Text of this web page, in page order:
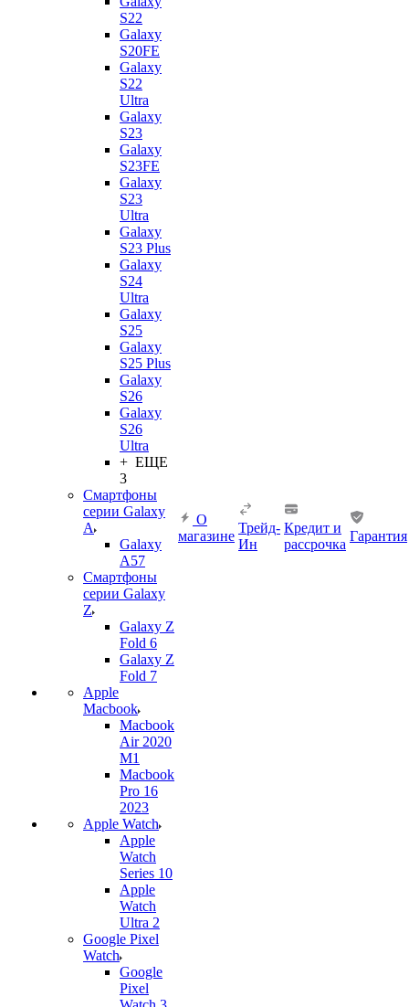
S22
Galaxy
S20FE
Galaxy
S22
Ultra
Galaxy
S23
Galaxy
S23FE
Galaxy
S23
Ultra
Galaxy
S23 Plus
Galaxy
S24
Ultra
Galaxy
S25
Galaxy
S25 Plus
Galaxy
S26
Galaxy
S26
Ultra
+ ЕЩЕ
3
Смартфоны
серии Galaxy
A
Galaxy
A57
Смартфоны
серии Galaxy
Z
Galaxy Z
Fold 6
Galaxy Z
Fold 7
Apple
Macbook
Macbook
Air 2020
M1
Macbook
Pro 16
2023
Apple Watch
Apple
Watch
Series 10
Apple
Watch
Ultra 2
Google Pixel
Watch
Google
Pixel
О
магазине
Трейд-
Ин
Кредит и
рассрочка
Гарантия